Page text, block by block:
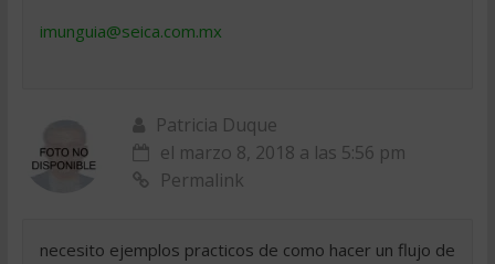
imunguia@seica.com.mx
Patricia Duque
el marzo 8, 2018 a las 5:56 pm
Permalink
necesito ejemplos practicos de como hacer un flujo de